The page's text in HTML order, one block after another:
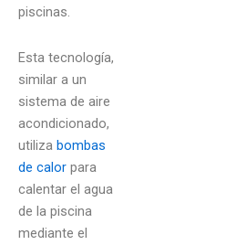
piscinas.
Esta tecnología,
similar a un
sistema de aire
acondicionado,
utiliza bombas
de calor para
calentar el agua
de la piscina
mediante el